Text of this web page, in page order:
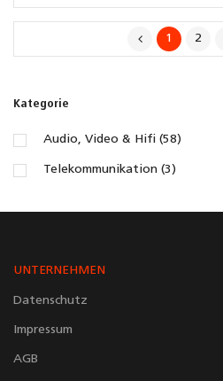
Kategorie
Audio, Video & Hifi (58)
Telekommunikation (3)
1 2
UNTERNEHMEN
Datenschutz
Impressum
AGB